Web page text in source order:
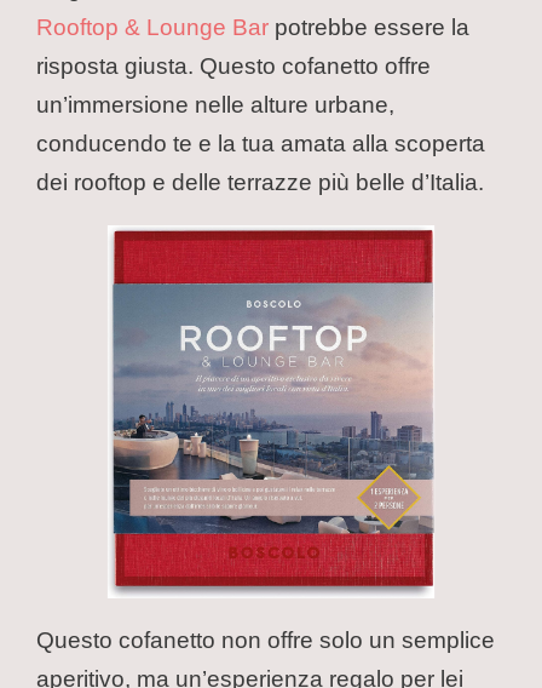
Rooftop & Lounge Bar potrebbe essere la
risposta giusta. Questo cofanetto offre
un’immersione nelle alture urbane,
conducendo te e la tua amata alla scoperta
dei rooftop e delle terrazze più belle d’Italia.
Questo cofanetto non offre solo un semplice
aperitivo, ma un’esperienza regalo per lei